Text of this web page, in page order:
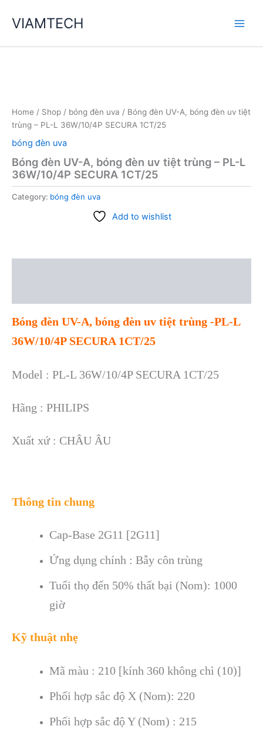
VIAMTECH
Home / Shop / bóng đèn uva / Bóng đèn UV-A, bóng đèn uv tiệt
trùng – PL-L 36W/10/4P SECURA 1CT/25
bóng đèn uva
Bóng đèn UV-A, bóng đèn uv tiệt trùng – PL-L
36W/10/4P SECURA 1CT/25
Category: bóng đèn uva
Add to wishlist
Bóng đèn UV-A, bóng đèn uv tiệt trùng -PL-L
36W/10/4P SECURA 1CT/25
Model : PL-L 36W/10/4P SECURA 1CT/25
Hãng : PHILIPS
Xuất xứ : CHÂU ÂU
Thông tin chung
Cap-Base 2G11 [2G11]
Ứng dụng chính : Bẫy côn trùng
Tuổi thọ đến 50% thất bại (Nom): 1000
giờ
Kỹ thuật nhẹ
Mã màu : 210 [kính 360 không chì (10)]
Phối hợp sắc độ X (Nom): 220
Phối hợp sắc độ Y (Nom) : 215